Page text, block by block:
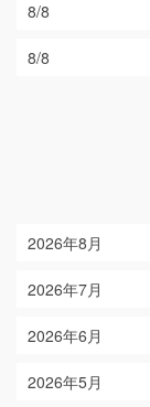
8/8
8/8
2026年8月
2026年7月
2026年6月
2026年5月